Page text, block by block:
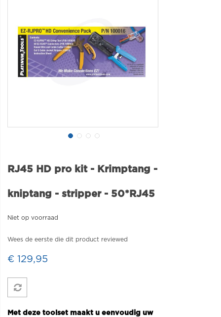
RJ45 HD pro kit - Krimptang -
kniptang - stripper - 50*RJ45
Niet op voorraad
Wees de eerste die dit product reviewed
€ 129,95
Met deze toolset maakt u eenvoudig uw